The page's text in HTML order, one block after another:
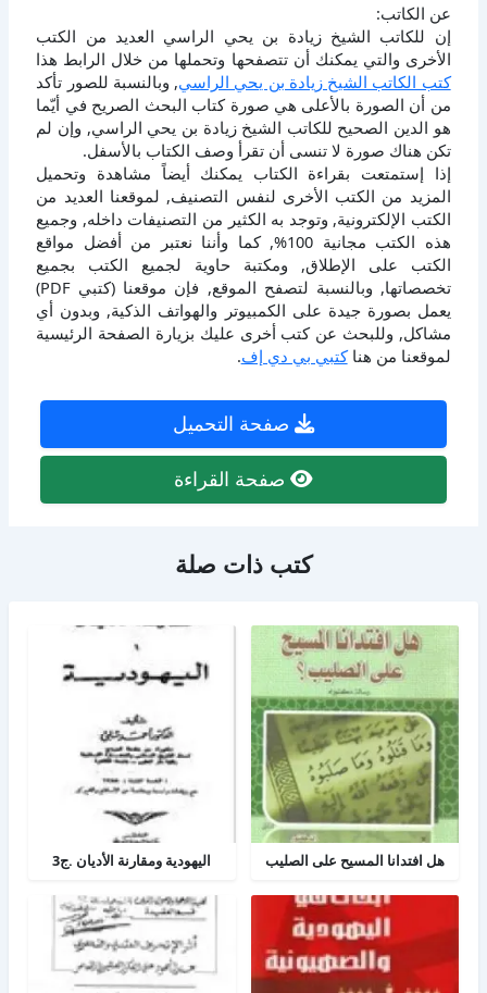
عن الكاتب:
إن للكاتب الشيخ زيادة بن يحي الراسي العديد من الكتب
الأخرى والتي يمكنك أن تتصفحها وتحملها من خلال الرابط هذا
كتب الكاتب الشيخ زيادة بن يحي الراسي, وبالنسبة للصور تأكد
من أن الصورة بالأعلى هي صورة كتاب البحث الصريح في أيّما
هو الدين الصحيح للكاتب الشيخ زيادة بن يحي الراسي, وإن لم
تكن هناك صورة لا تنسى أن تقرأ وصف الكتاب بالأسفل.
إذا إستمتعت بقراءة الكتاب يمكنك أيضاً مشاهدة وتحميل
المزيد من الكتب الأخرى لنفس التصنيف, لموقعنا العديد من
الكتب الإلكترونية, وتوجد به الكثير من التصنيفات داخله, وجميع
هذه الكتب مجانية 100%, كما وأننا نعتبر من أفضل مواقع
الكتب على الإطلاق, ومكتبة حاوية لجميع الكتب بجميع
تخصصاتها, وبالنسبة لتصفح الموقع, فإن موقعنا (كتبي PDF)
يعمل بصورة جيدة على الكمبيوتر والهواتف الذكية, وبدون أي
مشاكل, وللبحث عن كتب أخرى عليك بزيارة الصفحة الرئيسية
لموقعنا من هناكتبي بي دي إف.
صفحة التحميل
صفحة القراءة
كتب ذات صلة
هل افتدانا المسيح على الصليب اليهودية ومقارنة الأديان .ج3